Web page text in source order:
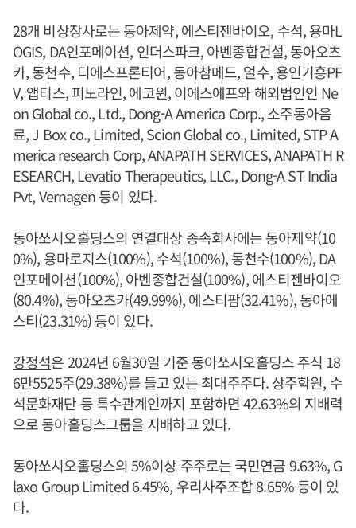
28개 비상장사로는 동아제약, 에스티젠바이오, 수석, 용마L
OGIS, DA인포메이션, 인더스파크, 아벤종합건설, 동아오츠
카, 동천수, 디에스프론티어, 동아참메드, 얼수, 용인기흥PF
V, 앱티스, 피노라인, 에코윈, 이에스에프와 해외법인인 Ne
on Global co., Ltd., Dong-A America Corp., 소주동아음
료, J Box co., Limited, Scion Global co., Limited, STP A
merica research Corp, ANAPATH SERVICES, ANAPATH R
ESEARCH, Levatio Therapeutics, LLC., Dong-A ST India
Pvt, Vernagen 등이 있다.
동아쏘시오홀딩스의 연결대상 종속회사에는 동아제약(10
0%), 용마로지스(100%), 수석(100%), 동천수(100%), DA
인포메이션(100%), 아벤종합건설(100%), 에스티젠바이오
(80.4%), 동아오츠카(49.99%), 에스티팜(32.41%), 동아에
스티(23.31%) 등이 있다.
강정석은 2024년 6월30일 기준 동아쏘시오홀딩스 주식 18
6만5525주(29.38%)를 들고 있는 최대주주다. 상주학원, 수
석문화재단 등 특수관계인까지 포함하면 42.63%의 지배력
으로 동아홀딩스그룹을 지배하고 있다.
동아쏘시오홀딩스의 5%이상 주주로는 국민연금 9.63%, G
laxo Group Limited 6.45%, 우리사주조합 8.65% 등이 있
다.